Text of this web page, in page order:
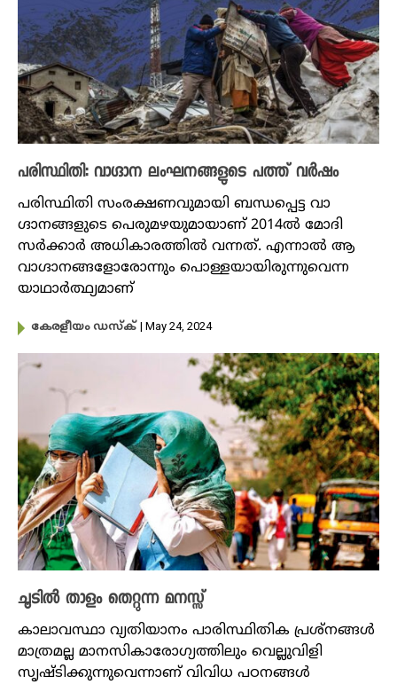
പരിസ്ഥിതി: വാഗ്ദാന ലംഘനങ്ങളുടെ പത്ത് വർഷം
പരിസ്ഥിതി സംരക്ഷണവുമായി ബന്ധപ്പെട്ട വാ​
ഗ്ദാനങ്ങളുടെ പെരുമഴയുമായാണ് 2014ൽ മോദി
സർക്കാർ അധികാരത്തിൽ വന്നത്. എന്നാൽ ആ
വാ​ഗ്ദാനങ്ങളോരോന്നും പൊള്ളയായിരുന്നുവെന്ന
യാഥാർത്ഥ്യമാണ്
കേരളീയം ഡസ്ക് | May 24, 2024
ചൂടിൽ താളം തെറ്റുന്ന മനസ്സ്
കാലാവസ്ഥാ വ്യതിയാനം പാരിസ്ഥിതിക പ്രശ്‌നങ്ങൾ
മാത്രമല്ല മാനസികാരോഗ്യത്തിലും വെല്ലുവിളി
സൃഷ്ടിക്കുന്നുവെന്നാണ് വിവിധ പഠനങ്ങൾ